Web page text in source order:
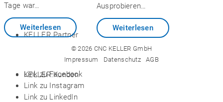
KELLER.Partner
KELLER.Kunden
Tage war…
Weiterlesen
Ausprobieren…
Weiterlesen
© 2026 CNC KELLER GmbH
Impressum
Datenschutz AGB
Link zu Facebook
Link zu Instagram
Link zu LinkedIn